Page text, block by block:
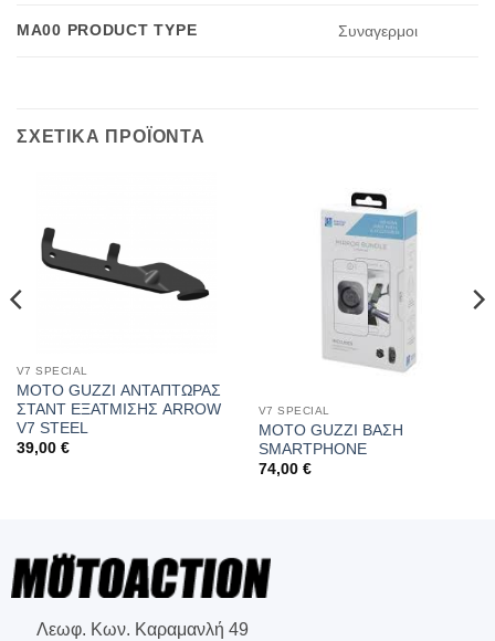
MA00 PRODUCT TYPE Συναγερμοι
ΣΧΕΤΙΚΑ ΠΡΟΪΟΝΤΑ
V7 SPECIAL
MOTO GUZZI ΑΝΤΑΠΤΩΡΑΣ
ΣΤΑΝΤ ΕΞΑΤΜΙΣΗΣ ARROW
V7 STEEL
39,00 €
V7 SPECIAL
MOTO GUZZI ΒΑΣΗ
SMARTPHONE
74,00 €
Λεωφ. Κων. Καραμανλή 49